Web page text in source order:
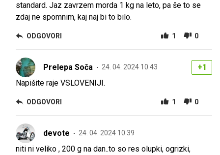
standard. Jaz zavrzem morda 1 kg na leto, pa še to se
zdaj ne spomnim, kaj naj bi to bilo.
ODGOVORI 1 0
Prelepa Soča 24. 04. 2024 10.43
+1
Napišite raje VSLOVENIJI.
ODGOVORI 1 0
devote 24. 04. 2024 10.39
niti ni veliko , 200 g na dan..to so res olupki, ogrizki,